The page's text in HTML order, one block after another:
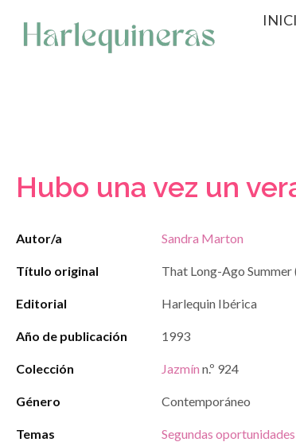
contenido
Hubo una vez un
Autor/a Sandra Marton
Título original That Long-Ago Summer
Editorial Harlequin Ibérica
Año de publicación 1993
Colección Jazmín n.º 924
Género Contemporáneo
Temas Segundas oportunidades